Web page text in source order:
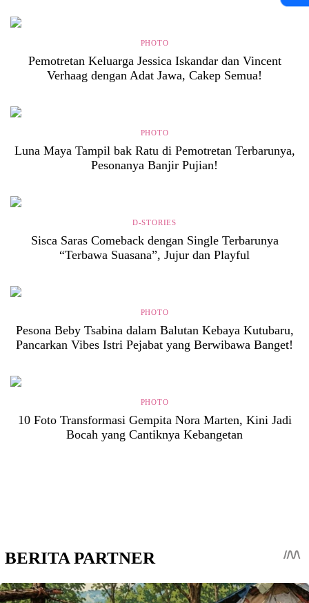
PHOTO
Pemotretan Keluarga Jessica Iskandar dan Vincent
Verhaag dengan Adat Jawa, Cakep Semua!
PHOTO
Luna Maya Tampil bak Ratu di Pemotretan Terbarunya,
Pesonanya Banjir Pujian!
D-STORIES
Sisca Saras Comeback dengan Single Terbarunya
“Terbawa Suasana”, Jujur dan Playful
PHOTO
Pesona Beby Tsabina dalam Balutan Kebaya Kutubaru,
Pancarkan Vibes Istri Pejabat yang Berwibawa Banget!
PHOTO
10 Foto Transformasi Gempita Nora Marten, Kini Jadi
Bocah yang Cantiknya Kebangetan